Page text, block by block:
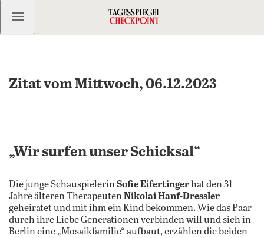
Kostenlos anmelden
Zitat vom Mittwoch, 06.12.2023
„Wir surfen unser Schicksal“
Die junge SchauspielerinSofie Eifertingerhat den 31
Jahre älteren TherapeutenNikolai Hanf-Dressler
geheiratet und mit ihm ein Kind bekommen. Wie das Paar
durch ihre Liebe Generationen verbinden will und sich in
Berlin eine „Mosaikfamilie“ aufbaut, erzählen die beiden